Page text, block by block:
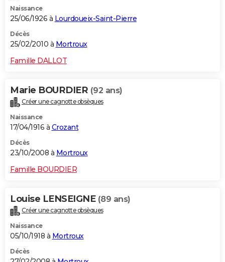
Naissance
25/06/1926 à Lourdoueix-Saint-Pierre
Décès
25/02/2010 à Mortroux
Famille DALLOT
Marie BOURDIER (92 ans)
Créer une cagnotte obsèques
Naissance
17/04/1916 à Crozant
Décès
23/10/2008 à Mortroux
Famille BOURDIER
Louise LENSEIGNE (89 ans)
Créer une cagnotte obsèques
Naissance
05/10/1918 à Mortroux
Décès